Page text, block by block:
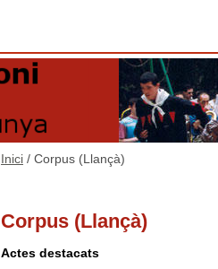
Inici / Corpus (Llançà)
Corpus (Llançà)
Actes destacats